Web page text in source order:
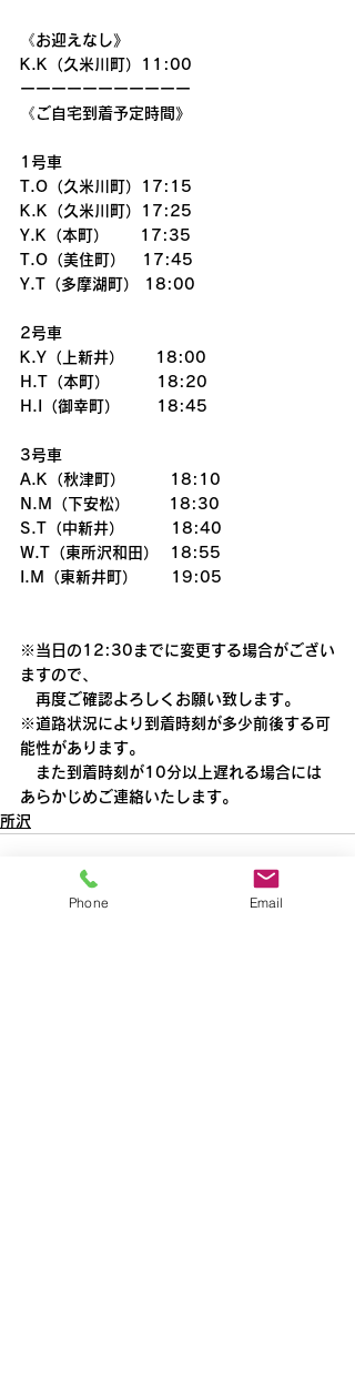
《お迎えなし》
K.K（久米川町）11:00
ーーーーーーーーーーー
《ご自宅到着予定時間》
1号車
T.O（久米川町）17:15
K.K（久米川町）17:25
Y.K（本町）　　17:35
T.O（美住町）   17:45
Y.T（多摩湖町） 18:00
2号車
K.Y（上新井）　　18:00
H.T（本町）　　　18:20
H.I（御幸町）　　 18:45
3号車
A.K（秋津町）        18:10
N.M（下安松）       18:30
S.T（中新井）　　　18:40
W.T（東所沢和田）  18:55
I.M（東新井町）      19:05
※当日の12:30までに変更する場合がござい
ますので、
再度ご確認よろしくお願い致します。
※道路状況により到着時刻が多少前後する可
能性があります。
また到着時刻が10分以上遅れる場合には
あらかじめご連絡いたします。
所沢
Phone Email